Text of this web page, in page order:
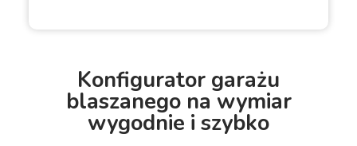
Konfigurator garażu
blaszanego na wymiar
wygodnie i szybko